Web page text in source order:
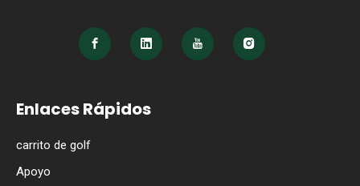
Enlaces Rápidos
carrito de golf
Apoyo